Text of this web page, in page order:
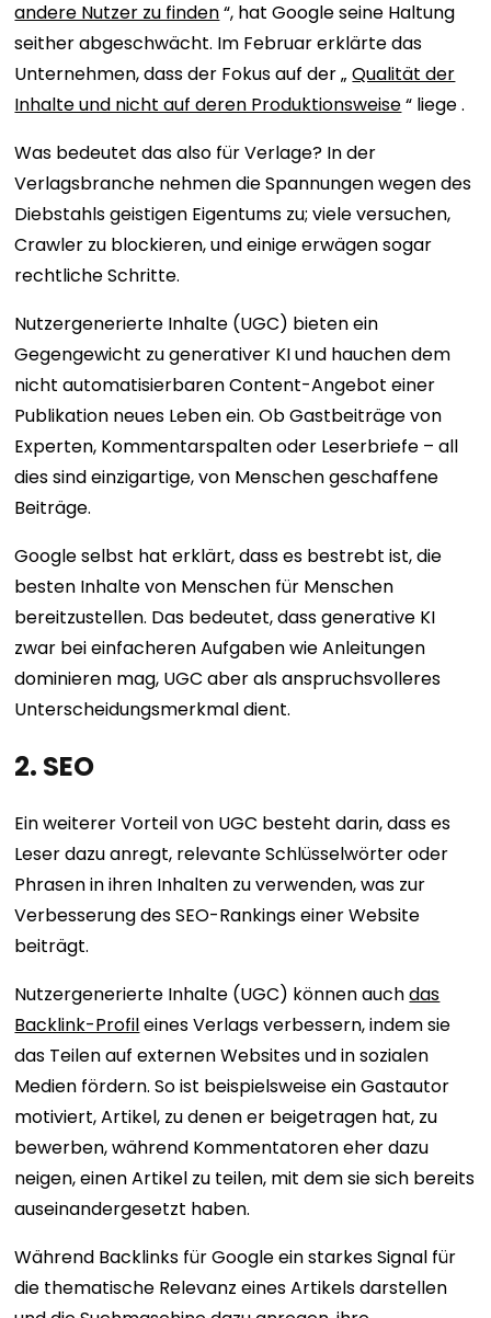
andere Nutzer zu finden“, hat Google seine Haltung
seither abgeschwächt. Im Februar erklärte das
Unternehmen, dass der Fokus auf der „Qualität der
Inhalte und nicht auf deren Produktionsweise“ liege .
Was bedeutet das also für Verlage? In der
Verlagsbranche nehmen die Spannungen wegen des
Diebstahls geistigen Eigentums zu; viele versuchen,
Crawler zu blockieren, und einige erwägen sogar
rechtliche Schritte.
Nutzergenerierte Inhalte (UGC) bieten ein
Gegengewicht zu generativer KI und hauchen dem
nicht automatisierbaren Content-Angebot einer
Publikation neues Leben ein. Ob Gastbeiträge von
Experten, Kommentarspalten oder Leserbriefe – all
dies sind einzigartige, von Menschen geschaffene
Beiträge.
Google selbst hat erklärt, dass es bestrebt ist, die
besten Inhalte von Menschen für Menschen
bereitzustellen. Das bedeutet, dass generative KI
zwar bei einfacheren Aufgaben wie Anleitungen
dominieren mag, UGC aber als anspruchsvolleres
Unterscheidungsmerkmal dient.
2. SEO
Ein weiterer Vorteil von UGC besteht darin, dass es
Leser dazu anregt, relevante Schlüsselwörter oder
Phrasen in ihren Inhalten zu verwenden, was zur
Verbesserung des SEO-Rankings einer Website
beiträgt.
Nutzergenerierte Inhalte (UGC) können auchdas
Backlink-Profileines Verlags verbessern, indem sie
das Teilen auf externen Websites und in sozialen
Medien fördern. So ist beispielsweise ein Gastautor
motiviert, Artikel, zu denen er beigetragen hat, zu
bewerben, während Kommentatoren eher dazu
neigen, einen Artikel zu teilen, mit dem sie sich bereits
auseinandergesetzt haben.
Während Backlinks für Google ein starkes Signal für
die thematische Relevanz eines Artikels darstellen